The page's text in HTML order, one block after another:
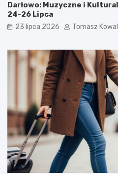
Darłowo: Muzyczne i
24-26 Lipca
23 lipca 2026 Tomasz